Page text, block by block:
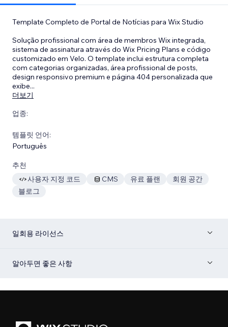
Template Completo de Portal de Notícias para Wix Studio
Solução profissional com área de membros Wix integrada,
sistema de assinatura através do Wix Pricing Plans e código
customizado em Velo. O template inclui estrutura completa
com categorias organizadas, área profissional de posts,
design responsivo premium e página 404 personalizada que
exibe...
더보기
업종:
템플릿 언어:
Português
추천
사용자 지정 코드
CMS 유료 플랜
회원 공간
블로그
일회용 라이선스
알아두면 좋은 사항